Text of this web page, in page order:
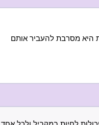
היא מסרבת להעביר אותם